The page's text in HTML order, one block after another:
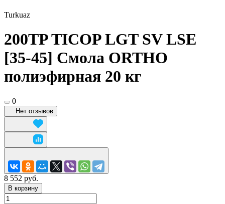
Turkuaz
200TP TICOP LGT SV LSE
[35-45] Смола ORTHO
полиэфирная 20 кг
0
Нет отзывов
8 552 руб.
В корзину